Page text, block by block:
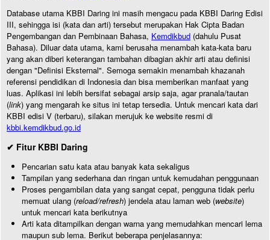
Database utama KBBI Daring ini masih mengacu pada KBBI Daring Edisi
III, sehingga isi (kata dan arti) tersebut merupakan Hak Cipta Badan
Pengembangan dan Pembinaan Bahasa, Kemdikbud (dahulu Pusat
Bahasa). Diluar data utama, kami berusaha menambah kata-kata baru
yang akan diberi keterangan tambahan dibagian akhir arti atau definisi
dengan "Definisi Eksternal". Semoga semakin menambah khazanah
referensi pendidikan di Indonesia dan bisa memberikan manfaat yang
luas. Aplikasi ini lebih bersifat sebagai arsip saja, agar pranala/tautan
(link) yang mengarah ke situs ini tetap tersedia. Untuk mencari kata dari
KBBI edisi V (terbaru), silakan merujuk ke website resmi di
kbbi.kemdikbud.go.id
✔ Fitur KBBI Daring
Pencarian satu kata atau banyak kata sekaligus
Tampilan yang sederhana dan ringan untuk kemudahan penggunaan
Proses pengambilan data yang sangat cepat, pengguna tidak perlu
memuat ulang (reload/refresh) jendela atau laman web (website)
untuk mencari kata berikutnya
Arti kata ditampilkan dengan warna yang memudahkan mencari lema
maupun sub lema. Berikut beberapa penjelasannya: